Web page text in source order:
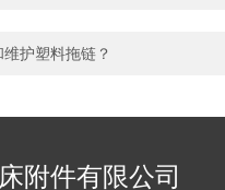
护塑料拖链？
附件有限公司